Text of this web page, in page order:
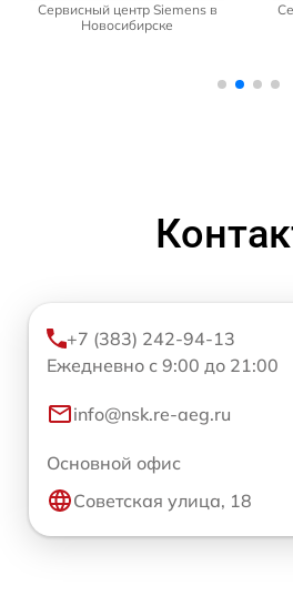
Сервисный центр Siemens в
Новосибирске
+7 (383) 242-94-13
Ежедневно с 9:00 до 21:00
info@nsk.re-aeg.ru
Основной офис
Советская улица, 18